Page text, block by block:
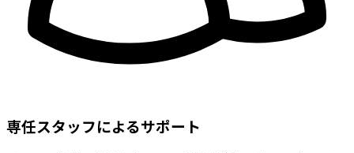
専任スタッフによるサポート